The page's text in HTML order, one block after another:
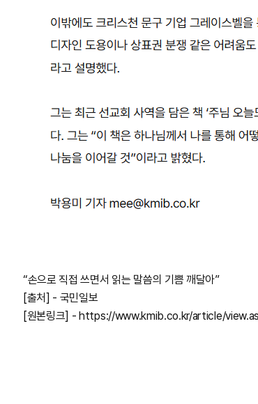
“손으로 직접 쓰면서 읽는 말씀의 기쁨 깨달아”
[출처] - 국민일보
[원본링크] - https://www.kmib.co.kr/article/